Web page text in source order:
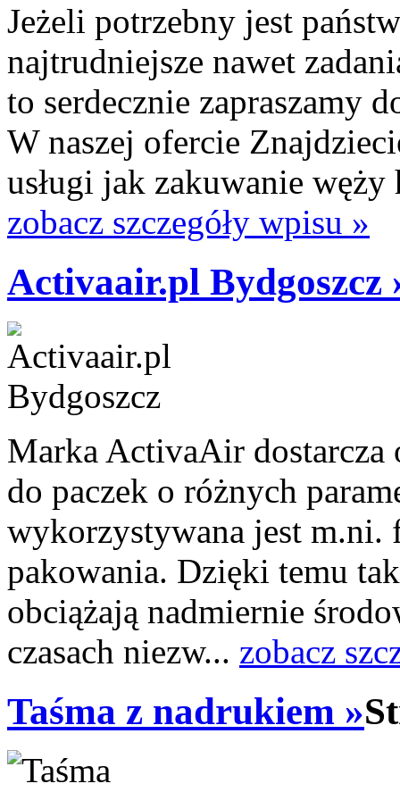
Jeżeli potrzebny jest
najtrudniejsze nawet
to serdecznie zapraszamy
W naszej ofercie
usługi jak zakuwanie
zobacz szczegóły wpisu »
Activaair.pl Bydgoszcz
Marka ActivaAir
do paczek o różnych
wykorzystywana jest m.ni.
pakowania. Dzięki temu
obciążają nadmiernie
czasach niezw... zobacz
Taśma z nadrukiem »